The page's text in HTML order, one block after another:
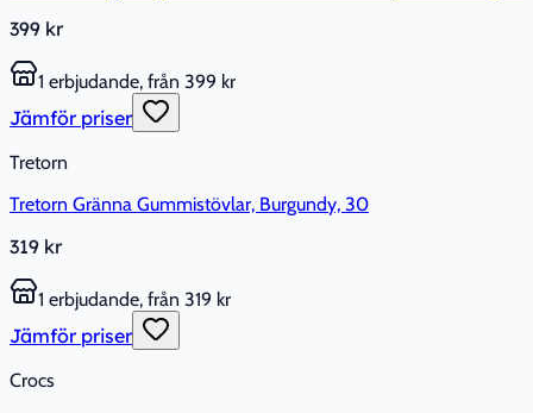
399 kr
1 erbjudande, från 399 kr
Jämför priser
Tretorn
Tretorn Gränna Gummistövlar, Burgundy, 30
319 kr
1 erbjudande, från 319 kr
Jämför priser
Crocs